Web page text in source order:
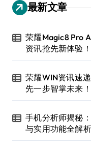
最新文章
荣耀Magic8 Pro
资讯抢先新体验！
荣耀WIN资讯速
先一步智掌未来！
手机分析师揭秘
与实用功能全解析